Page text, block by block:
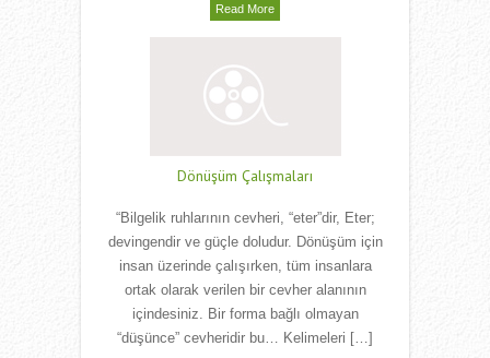
Read More
Dönüşüm Çalışmaları
“Bilgelik ruhlarının cevheri, “eter”dir, Eter;
devingendir ve güçle doludur. Dönüşüm için
insan üzerinde çalışırken, tüm insanlara
ortak olarak verilen bir cevher alanının
içindesiniz. Bir forma bağlı olmayan
“düşünce” cevheridir bu… Kelimeleri […]